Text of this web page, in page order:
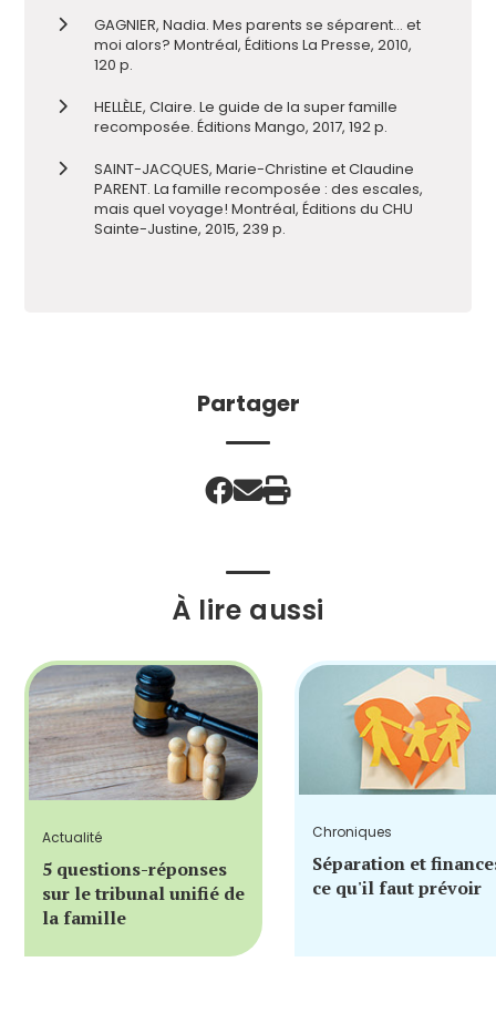
GAGNIER, Nadia. Mes parents se séparent… et
moi alors? Montréal, Éditions La Presse, 2010,
120 p.
HELLÈLE, Claire. Le guide de la super famille
recomposée. Éditions Mango, 2017, 192 p.
SAINT-JACQUES, Marie-Christine et Claudine
PARENT. La famille recomposée : des escales,
mais quel voyage! Montréal, Éditions du CHU
Sainte-Justine, 2015, 239 p.
Partager
À lire aussi
Actualité
5 questions-réponses
sur le tribunal unifié de
la famille
Chroniques
Séparation et
ce qu'il faut prévoir